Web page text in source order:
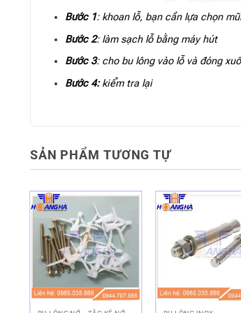
Bước 1: khoan lỗ, bạn cần lựa chọn
Bước 2: làm sạch lỗ bằng máy hút
Bước 3: cho bu lông vào lỗ và đóng
Bước 4:kiểm tra lại
SẢN PHẨM TƯƠNG TỰ